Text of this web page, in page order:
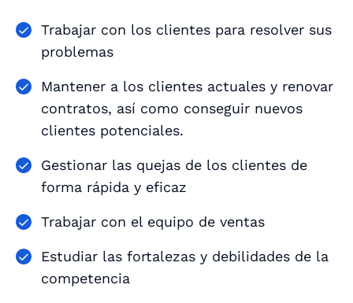
Trabajar con los clientes para resolver sus
problemas
Mantener a los clientes actuales y renovar
contratos, así como conseguir nuevos
clientes potenciales.
Gestionar las quejas de los clientes de
forma rápida y eficaz
Trabajar con el equipo de ventas
Estudiar las fortalezas y debilidades de la
competencia